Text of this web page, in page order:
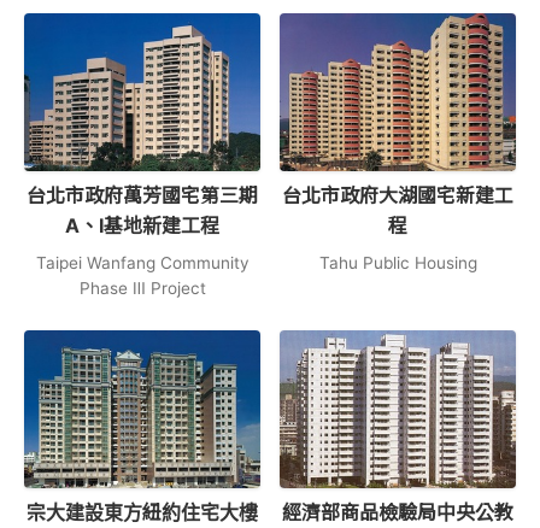
台北市政府萬芳國宅第三期
A、I基地新建工程
Taipei Wanfang Community
Phase Ⅲ Project
台北市政府大湖國宅新建工
程
Tahu Public Housing
宗大建設東方紐約住宅大樓
經濟部商品檢驗局中央公教